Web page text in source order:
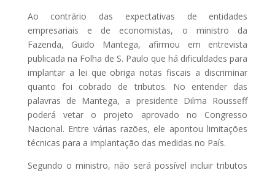
Ao contrário das expectativas de entidades
empresariais e de economistas, o ministro da
Fazenda, Guido Mantega, afirmou em entrevista
publicada na Folha de S. Paulo que há dificuldades para
implantar a lei que obriga notas fiscais a discriminar
quanto foi cobrado de tributos. No entender das
palavras de Mantega, a presidente Dilma Rousseff
poderá vetar o projeto aprovado no Congresso
Nacional. Entre várias razões, ele apontou limitações
técnicas para a implantação das medidas no País.
Segundo o ministro, não será possível incluir tributos